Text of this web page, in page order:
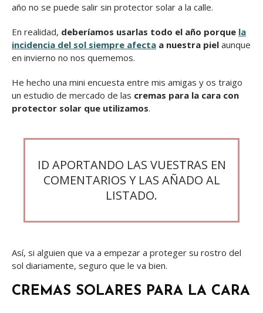
año no se puede salir sin protector solar a la calle.
En realidad, deberíamos usarlas todo el año porque la
incidencia del sol siempre afecta a nuestra piel aunque
en invierno no nos quememos.
He hecho una mini encuesta entre mis amigas y os traigo
un estudio de mercado de las cremas para la cara con
protector solar que utilizamos.
ID APORTANDO LAS VUESTRAS EN
COMENTARIOS Y LAS AÑADO AL
LISTADO.
Así, si alguien que va a empezar a proteger su rostro del
sol diariamente, seguro que le va bien.
CREMAS SOLARES PARA LA CARA